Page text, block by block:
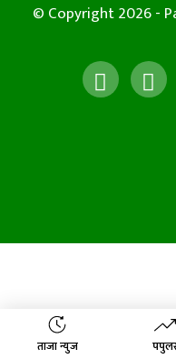
ताजा न्युज
© Copyright 2026 -